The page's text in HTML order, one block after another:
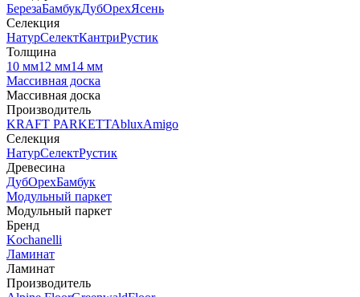
БерезаБамбукДубОрехЯсень
Селекция
НатурСелектКантриРустик
Толщина
10 мм12 мм14 мм
Массивная доска
Массивная доска
Производитель
KRAFT PARKETTAbluxAmigo
Селекция
НатурСелектРустик
Древесина
ДубОрехБамбук
Модульный паркет
Модульный паркет
Бренд
Kochanelli
Ламинат
Ламинат
Производитель